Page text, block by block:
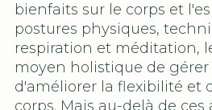
bienfaits sur le corps et
postures physiques,
respiration et méditation,
moyen holistique de gérer
d'améliorer la flexibilité et
corps. Mais au-delà de ces